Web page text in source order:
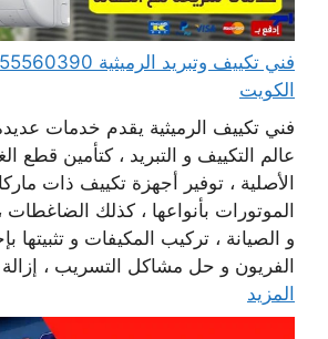
الكويت
فني تكييف الرميثية يقدم خدمات
عالم التكييف و التبريد ، كتأمين قطع
الأصلية ، توفير أجهزة تكييف ذات
الموتورات بأنواعها ، كذلك
و الصيانة ، تركيب المكيفات و تثبيتها
الفريون و حل مشاكل التسريب ، إزالة
المزيد